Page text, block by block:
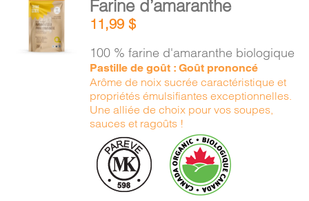
PANIER
EN
AU
PANIER
Farine d’amaranthe
11,99$
100 % farine d'amaranthe biologique
Pastille de goût : Goût prononcé
Arôme de noix sucrée caractéristique et
propriétés émulsifiantes exceptionnelles.
Une alliée de choix pour vos soupes,
sauces et ragoûts !